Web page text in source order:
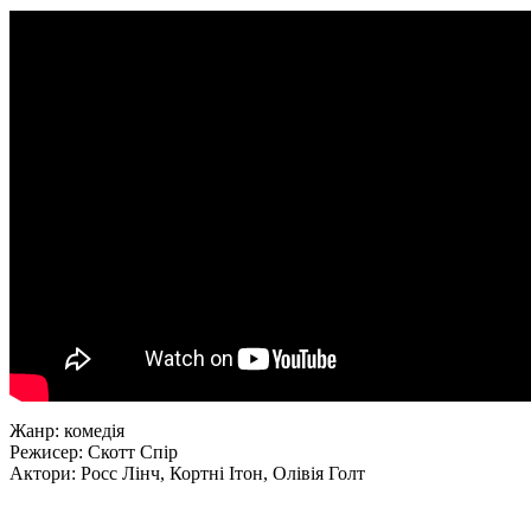
Жанр: комедія
Режисер: Скотт Спір
Актори: Росс Лінч, Кортні Ітон, Олівія Голт